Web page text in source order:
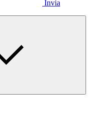
Invia